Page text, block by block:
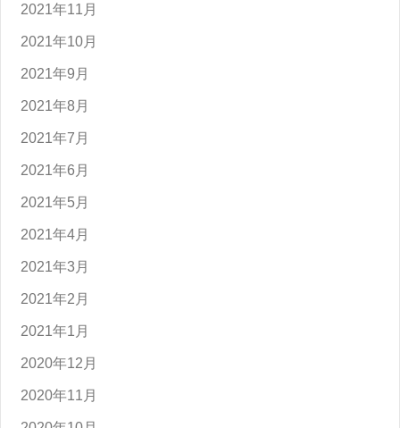
2021年11月
2021年10月
2021年9月
2021年8月
2021年7月
2021年6月
2021年5月
2021年4月
2021年3月
2021年2月
2021年1月
2020年12月
2020年11月